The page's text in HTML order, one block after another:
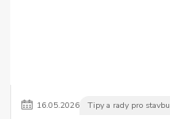
16.05.2026 Tipy a rady pro stavbu